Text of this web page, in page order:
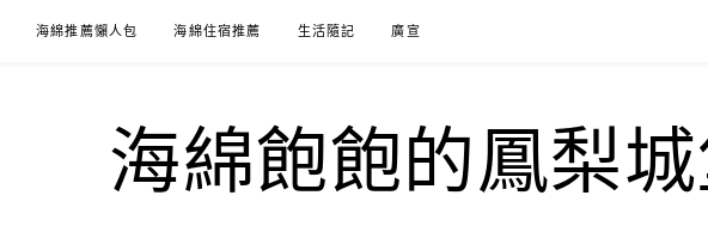
海綿推薦懶人包 海綿住宿推薦 生活隨記 廣宣
海綿飽飽的鳳梨